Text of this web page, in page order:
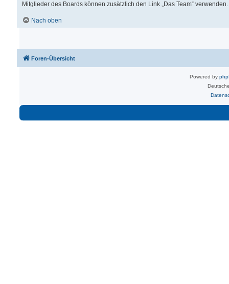
Mitglieder des Boards können zusätzlich den Link „Das Team“ verwenden.
Nach oben
Foren-Übersicht
Powered by